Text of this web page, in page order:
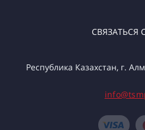
СВЯЗАТЬСЯ
Республика Казахстан, г.